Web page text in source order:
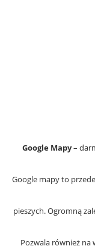
Google Mapy–
Google mapy to
pieszych. Ogromną
Pozwala również